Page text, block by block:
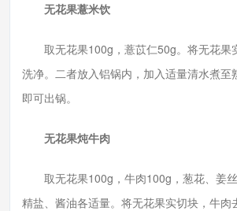
无花果薏米饮
取无花果100g，薏苡仁50g。将无花果
洗净。二者放入铝锅内，加入适量清水煮至
即可出锅。
无花果炖牛肉
取无花果100g，牛肉100g，葱花、姜丝
精盐、酱油各适量。将无花果实切块，牛肉